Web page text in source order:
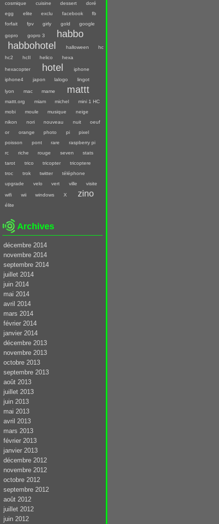
cosmique
cuisine dessert
doré
egg
elite exclu facebook
fb
forfait
fpv girly gold google
gopro gopro 3
habbo
habbohotel
halloween
hc
hc2
hcII helico hexa
hexacopter hotel
iphone
iphone4
japon lalogo lingot
lyon mac mame mattt
mattt.org miam michel
mini 1 HC
mobi
moule musique
neige
nikon
nori nouveau nuit
oeuf
or
orange photo pi
pixel
poisson
pont rare
raspberry pi
rc
riche rouge seven
stats
tarot
trico tricopter
tricoptere
troc
trok twitter
téléphone
upgrade
velo vert ville visite
wifi wii windows X zino
élite
Archives
décembre 2014
novembre 2014
septembre 2014
juillet 2014
juin 2014
mai 2014
avril 2014
mars 2014
février 2014
janvier 2014
décembre 2013
novembre 2013
octobre 2013
septembre 2013
août 2013
juillet 2013
juin 2013
mai 2013
avril 2013
mars 2013
février 2013
janvier 2013
décembre 2012
novembre 2012
octobre 2012
septembre 2012
août 2012
juillet 2012
juin 2012